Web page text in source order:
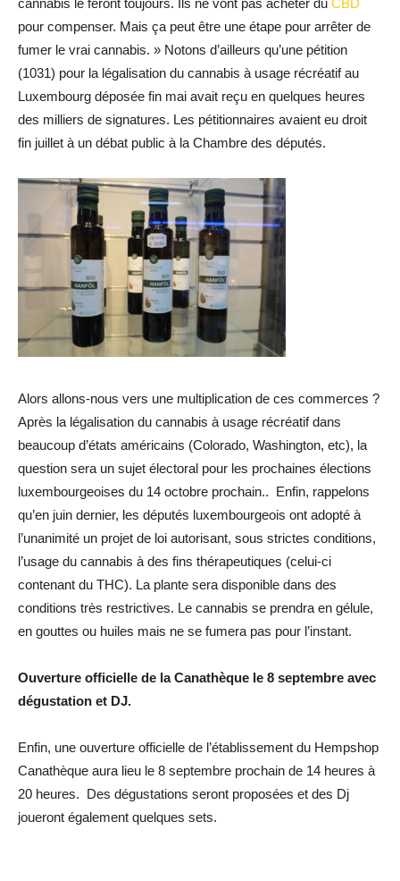
cannabis le feront toujours. Ils ne vont pas acheter du CBD
pour compenser. Mais ça peut être une étape pour arrêter de
fumer le vrai cannabis. » Notons d’ailleurs qu’une pétition
(1031) pour la légalisation du cannabis à usage récréatif au
Luxembourg déposée fin mai avait reçu en quelques heures
des milliers de signatures. Les pétitionnaires avaient eu droit
fin juillet à un débat public à la Chambre des députés.
Alors allons-nous vers une multiplication de ces commerces ?
Après la légalisation du cannabis à usage récréatif dans
beaucoup d’états américains (Colorado, Washington, etc), la
question sera un sujet électoral pour les prochaines élections
luxembourgeoises du 14 octobre prochain.. Enfin, rappelons
qu’en juin dernier, les députés luxembourgeois ont adopté à
l’unanimité un projet de loi autorisant, sous strictes conditions,
l’usage du cannabis à des fins thérapeutiques (celui-ci
contenant du THC). La plante sera disponible dans des
conditions très restrictives. Le cannabis se prendra en gélule,
en gouttes ou huiles mais ne se fumera pas pour l’instant.
Ouverture officielle de la Canathèque le 8 septembre avec
dégustation et DJ.
Enfin, une ouverture officielle de l’établissement du Hempshop
Canathèque aura lieu le 8 septembre prochain de 14 heures à
20 heures. Des dégustations seront proposées et des Dj
joueront également quelques sets.